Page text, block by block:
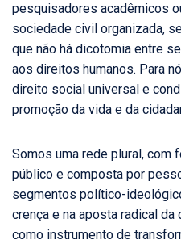
pesquisadores acadêmicos
sociedade civil organizada,
que não há dicotomia entre
aos direitos humanos. Para
direito social universal e
promoção da vida e da
Somos uma rede plural, com
público e composta por
segmentos político-
crença e na aposta radical
como instrumento de